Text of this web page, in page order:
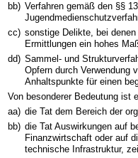
bb) Verfahren gemäß den §§
cc) sonstige Delikte, bei
Ermittlungen ein hohes
dd) Sammel- und
Opfern durch Verwendung
Anhaltspunkte für einen
Von besonderer Bedeutung ist
aa) die Tat dem Bereich der
bb) die Tat Auswirkungen auf
Finanzwirtschaft oder auf
technische Infrastruktur,